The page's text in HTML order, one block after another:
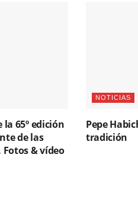
65º edición
de las
& vídeo
NOTICIAS
Pepe
tradición